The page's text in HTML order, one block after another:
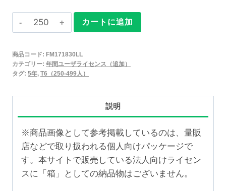
Claris
FileMaker
年
間
ザ
ラ
イ
セ
ン
カートに追加
商品コード: FM171830LL
カテゴリー: 年間ユーザライセンス（追加）
タグ: 5年, T6（250-499人）
説明
※商品画像として参考掲載しているのは、量販
店などで取り扱われる個人向けパッケージで
す。本サイトで販売している法人向けライセン
スに「箱」としての納品物はございません。